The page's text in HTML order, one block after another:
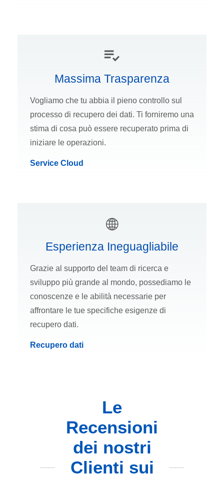
Massima Trasparenza
Vogliamo che tu abbia il pieno controllo sul
processo di recupero dei dati. Ti forniremo una
stima di cosa può essere recuperato prima di
iniziare le operazioni.
Service Cloud
Esperienza Ineguagliabile
Grazie al supporto del team di ricerca e
sviluppo più grande al mondo, possediamo le
conoscenze e le abilità necessarie per
affrontare le tue specifiche esigenze di
recupero dati.
Recupero dati
Le
Recensioni
dei nostri
Clienti sui